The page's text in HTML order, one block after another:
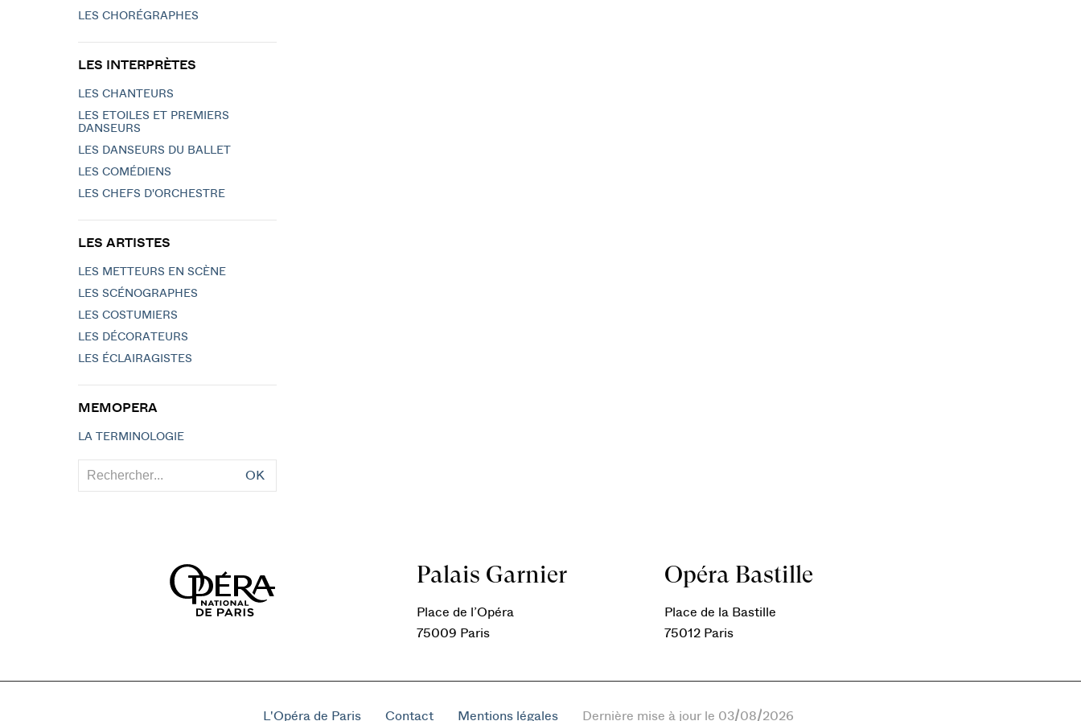
LES CHORÉGRAPHES
LES INTERPRÈTES
LES CHANTEURS
LES ETOILES ET PREMIERS
DANSEURS
LES DANSEURS DU BALLET
LES COMÉDIENS
LES CHEFS D'ORCHESTRE
LES ARTISTES
LES METTEURS EN SCÈNE
LES SCÉNOGRAPHES
LES COSTUMIERS
LES DÉCORATEURS
LES ÉCLAIRAGISTES
MEMOPERA
LA TERMINOLOGIE
OK
Palais Garnier
Place de l’Opéra
75009 Paris
Opéra Bastille
Place de la Bastille
75012 Paris
L'Opéra de Paris Contact Mentions légales Dernière mise à jour le 03/08/2026